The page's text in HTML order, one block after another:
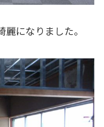
になりました。